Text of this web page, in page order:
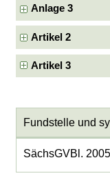
Anlage 3
Artikel 2
Artikel 3
Fundstelle und
SächsGVBl.